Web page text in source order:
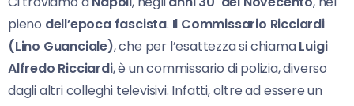
pieno dell’epoca fascista. Il Commissario Ricciardi
(Lino Guanciale), che per l’esattezza si chiamaLuigi
Alfredo Ricciardi, è un commissario di polizia, diverso
dagli altri colleghi televisivi. Infatti, oltre ad essere un